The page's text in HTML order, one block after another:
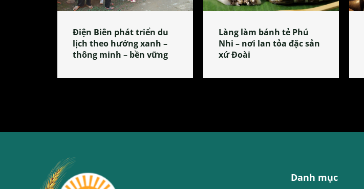
Điện Biên phát triển du
lịch theo hướng xanh –
thông minh – bền vững
Làng làm bánh tẻ Phú
Nhi – nơi lan tỏa đặc sản
xứ Đoài
Danh mục